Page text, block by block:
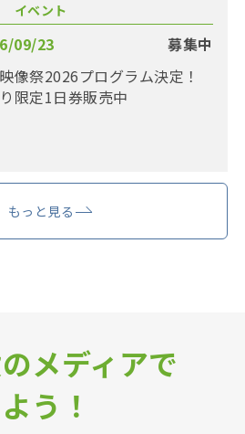
イベント
09/23
募集中
像祭2026プログラム決定！
限定1日券販売中
もっと見る
メディアで
う！